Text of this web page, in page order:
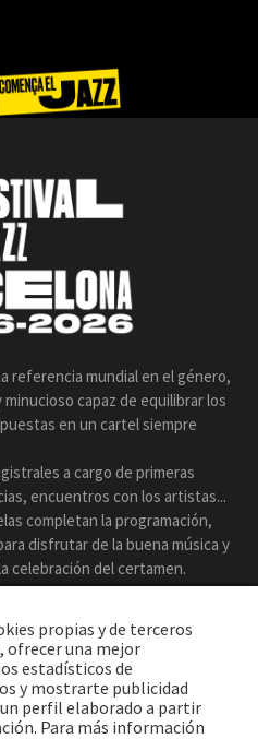
referencia mundial en el género,
capaz de equilibrar los
en un cartel siempre
a cargo de primeras
encuentros con los artistas...
completan la programación,
disfrutar de la buena música y
celebración del certamen.
propias y de terceros
ofrecer una mejor
estadísticos de
y mostrarte publicidad
perfil elaborado a partir
Para más información